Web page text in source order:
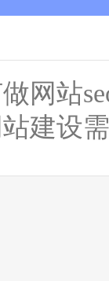
网站
建设